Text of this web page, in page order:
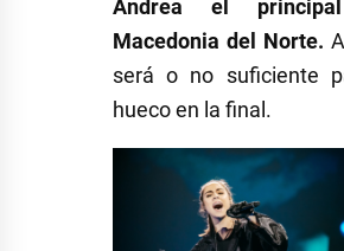
Andrea el
Macedonia del Norte.
será o no suficiente
hueco en la final.